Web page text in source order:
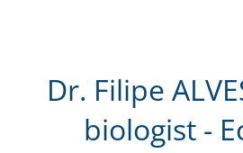
Dr. Filipe
biologist -